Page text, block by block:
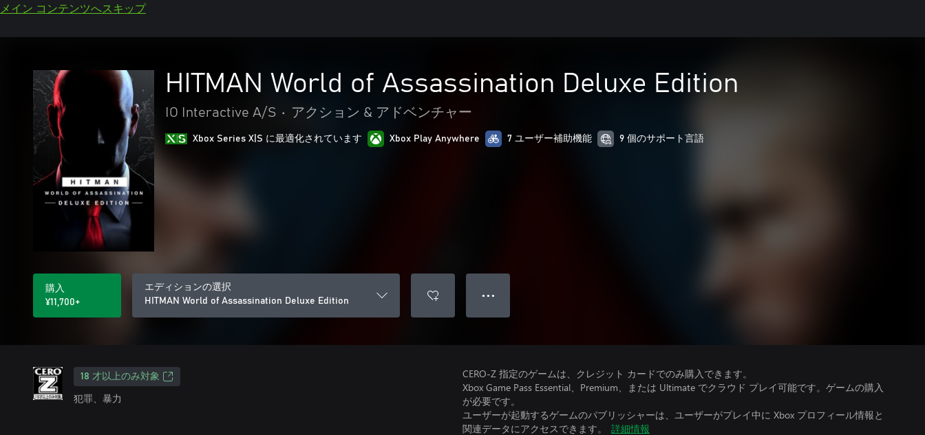
メイン コンテンツへスキップ
HITMAN World of Assassination Deluxe Edition
IO Interactive A/S • アクション & アドベンチャー
Xbox Series X|S に最適化されています Xbox Play Anywhere 7 ユーザー補助機能 9 個のサポート言語
購入
¥11,700+
エディションの選択
HITMAN World of Assassination Deluxe Edition
● ● ●
18 才以上のみ対象
犯罪、暴力
CERO-Z 指定のゲームは、クレジット カードでのみ購入できます。
Xbox Game Pass Essential、Premium、または Ultimate でクラウド プレイ可能です。ゲームの購入
が必要です。
ユーザーが起動するゲームのパブリッシャーは、ユーザーがプレイ中に Xbox プロフィール情報と
関連データにアクセスできます。
詳細情報